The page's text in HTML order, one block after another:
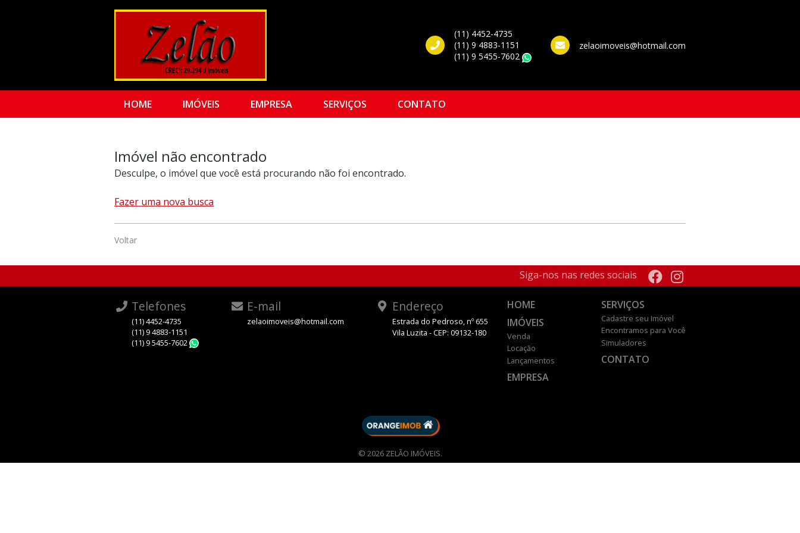
(11) 4452-4735
(11) 9 4883-1151
(11) 9 5455-7602
WhatsApp
zelaoimoveis@hotmail.com
HOME IMÓVEIS EMPRESA SERVIÇOS CONTATO
Imóvel não encontrado
Desculpe, o imóvel que você está procurando não foi encontrado.
Fazer uma nova busca
Voltar
Siga-nos nas redes sociais
Telefones
(11) 4452-4735
(11) 9 4883-1151
(11) 9 5455-7602
E-mail
zelaoimoveis@hotmail.com
Endereço
Estrada do Pedroso, nº 655
Vila Luzita - CEP: 09132-180
HOME
IMÓVEIS
Venda
Locação
Lançamentos
EMPRESA
SERVIÇOS
Cadastre seu Imóvel
Encontramos para Você
Simuladores
CONTATO
© 2026 ZELÃO IMÓVEIS.